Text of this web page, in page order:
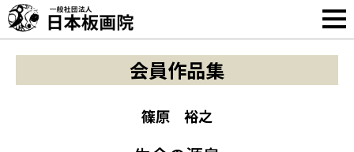
会員作品集
篠原 裕之